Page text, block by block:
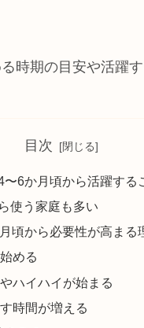
時期の目安や活躍
目次
〜6か月頃から活躍する
使う家庭も多い
頃から必要性が高まる
める
ハイハイが始まる
時間が増える